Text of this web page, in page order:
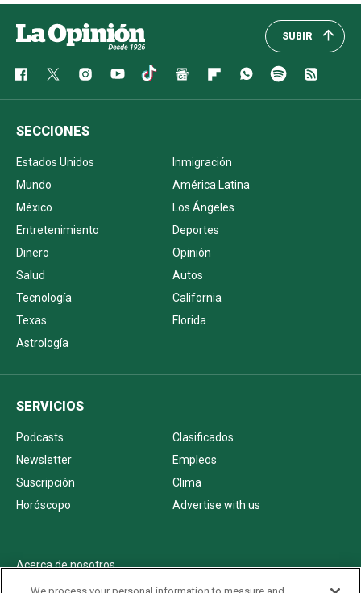
SUBIR
SECCIONES
Estados Unidos
Inmigración
Mundo
América Latina
México
Los Ángeles
Entretenimiento
Deportes
Dinero
Opinión
Salud
Autos
Tecnología
California
Texas
Florida
Astrología
SERVICIOS
Podcasts
Clasificados
Newsletter
Empleos
Suscripción
Clima
Horóscopo
Advertise with us
Acerca de nosotros
Politica de privacidad